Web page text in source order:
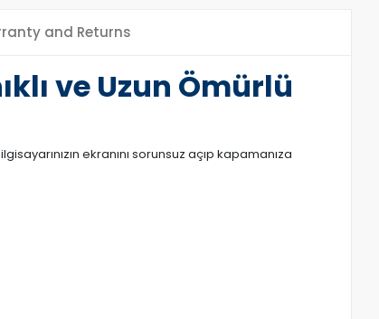
and Returns
ve Uzun Ömürlü
ekranını sorunsuz açıp kapamanıza